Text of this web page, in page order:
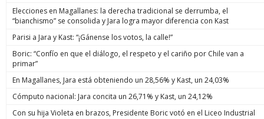
Elecciones en Magallanes: la derecha tradicional se derrumba, el
“bianchismo” se consolida y Jara logra mayor diferencia con Kast
Parisi a Jara y Kast: “¡Gánense los votos, la calle!”
Boric: “Confío en que el diálogo, el respeto y el cariño por Chile van a
primar”
En Magallanes, Jara está obteniendo un 28,56% y Kast, un 24,03%
Cómputo nacional: Jara concita un 26,71% y Kast, un 24,12%
Con su hija Violeta en brazos, Presidente Boric votó en el Liceo Industrial